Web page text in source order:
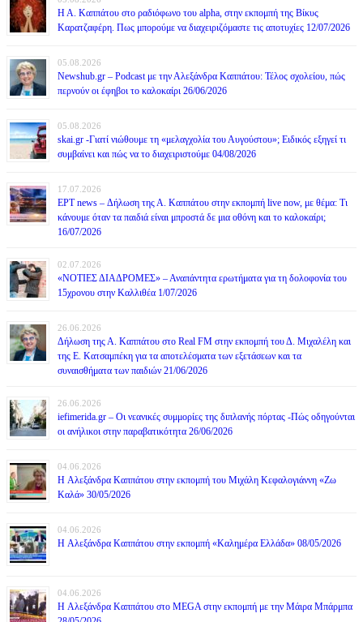
Η Α. Καππάτου στο ραδιόφωνο του alpha, στην εκπομπή της Βίκυς
Καρατζαφέρη. Πως μπορούμε να διαχειριζόμαστε τις αποτυχίες 12/07/2026
05.08.2026
Newshub.gr – Podcast με την Αλεξάνδρα Καππάτου: Τέλος σχολείου, πώς
περνούν οι έφηβοι το καλοκαίρι 26/06/2026
05.08.2026
skai.gr -Γιατί νιώθουμε τη «μελαγχολία του Αυγούστου»; Ειδικός εξηγεί τι
συμβαίνει και πώς να το διαχειριστούμε 04/08/2026
17.07.2026
ΕΡΤ news – Δήλωση της Α. Καππάτου στην εκπομπή live now, με θέμα: Τι
κάνουμε όταν τα παιδιά είναι μπροστά δε μια οθόνη και το καλοκαίρι;
16/07/2026
02.07.2026
«ΝΟΤΙΕΣ ΔΙΑΔΡΟΜΕΣ» – Αναπάντητα ερωτήματα για τη δολοφονία του
15χρονου στην Καλλιθέα 1/07/2026
26.06.2026
Δήλωση της Α. Καππάτου στο Real FM στην εκπομπή του Δ. Μιχαλέλη και
της Ε. Κατσαμπέκη για τα αποτελέσματα των εξετάσεων και τα
συναισθήματα των παιδιών 21/06/2026
26.06.2026
iefimerida.gr – Οι νεανικές συμμορίες της διπλανής πόρτας -Πώς οδηγούνται
οι ανήλικοι στην παραβατικότητα 26/06/2026
04.06.2026
H Αλεξάνδρα Καππάτου στην εκπομπή του Μιχάλη Κεφαλογιάννη «Ζω
Καλά» 30/05/2026
04.06.2026
H Αλεξάνδρα Καππάτου στην εκπομπή «Καλημέρα Ελλάδα» 08/05/2026
04.06.2026
H Αλεξάνδρα Καππάτου στο MEGA στην εκπομπή με την Μάιρα Mπάρμπα